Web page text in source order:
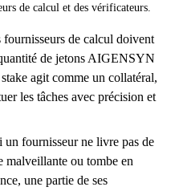
de calcul et des vérificateurs.
fournisseurs de calcul doivent
de jetons AIGENSYN
agit comme un collatéral,
les tâches avec précision et
un fournisseur ne livre pas de
malveillante ou tombe en
une partie de ses